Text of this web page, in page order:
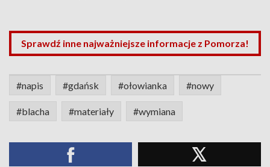
Sprawdź inne najważniejsze informacje z Pomorza!
#napis #gdańsk #ołowianka #nowy
#blacha #materiały #wymiana